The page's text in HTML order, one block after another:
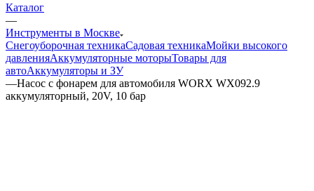
Каталог
—
Инструменты в Москве
Снегоуборочная техникаСадовая техникаМойки высокого
давленияАккумуляторные моторыТовары для
автоАккумуляторы и ЗУ
—Насос с фонарем для автомобиля WORX WX092.9
аккумуляторный, 20V, 10 бар